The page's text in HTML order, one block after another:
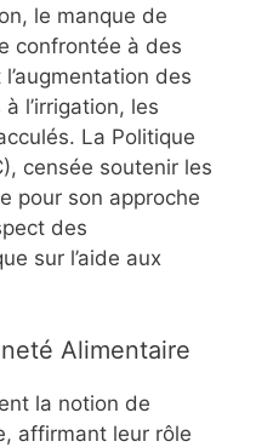
le manque de
confrontée à des
des
l’irrigation, les
La Politique
censée soutenir les
pour son approche
des
sur l’aide aux
Alimentaire
la notion de
affirmant leur rôle